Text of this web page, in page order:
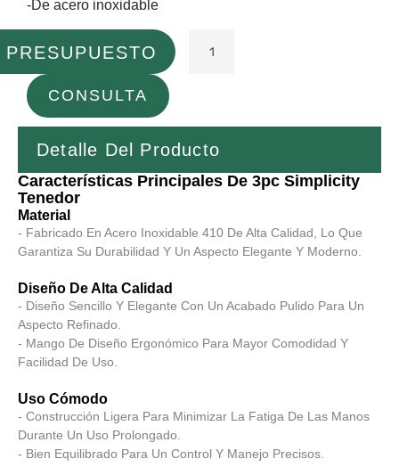
-De acero inoxidable
CONSULTA
Detalle Del Producto
Características Principales De 3pc Simplicity
Tenedor
Material
- Fabricado En Acero Inoxidable 410 De Alta Calidad, Lo Que
Garantiza Su Durabilidad Y Un Aspecto Elegante Y Moderno.
Diseño De Alta Calidad
- Diseño Sencillo Y Elegante Con Un Acabado Pulido Para Un
Aspecto Refinado.
- Mango De Diseño Ergonómico Para Mayor Comodidad Y
Facilidad De Uso.
Uso Cómodo
- Construcción Ligera Para Minimizar La Fatiga De Las Manos
Durante Un Uso Prolongado.
- Bien Equilibrado Para Un Control Y Manejo Precisos.